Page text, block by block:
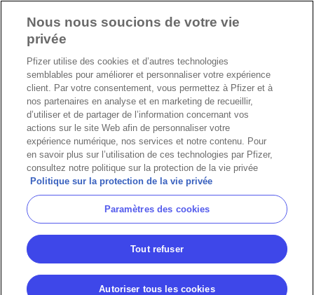
Nous nous soucions de votre vie
privée
Pfizer utilise des cookies et d’autres technologies
semblables pour améliorer et personnaliser votre expérience
client. Par votre consentement, vous permettez à Pfizer et à
nos partenaires en analyse et en marketing de recueillir,
d’utiliser et de partager de l’information concernant vos
actions sur le site Web afin de personnaliser votre
expérience numérique, nos services et notre contenu. Pour
en savoir plus sur l’utilisation de ces technologies par Pfizer,
consultez notre politique sur la protection de la vie privée
Politique sur la protection de la vie privée
Paramètres des cookies
Tout refuser
Autoriser tous les cookies